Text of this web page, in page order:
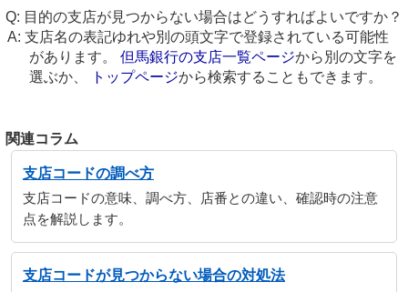
目的の支店が見つからない場合はどうすればよいですか？
支店名の表記ゆれや別の頭文字で登録されている可能性
があります。 但馬銀行の支店一覧ページから別の文字を
選ぶか、
トップページから検索することもできます。
関連コラム
支店コードの調べ方
支店コードの意味、調べ方、店番との違い、確認時の注意
点を解説します。
支店コードが見つからない場合の対処法